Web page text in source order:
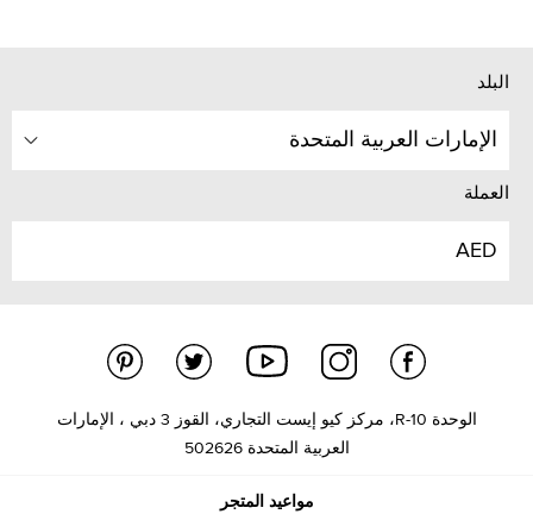
البلد
الإمارات العربية المتحدة
العملة
AED
الوحدة R-10، مركز كيو إيست التجاري، القوز 3 دبي ، الإمارات
العربية المتحدة 502626
مواعيد المتجر